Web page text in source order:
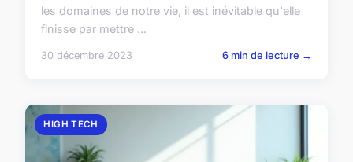
les domaines de notre vie, il est inévitable qu'elle
finisse par mettre ...
30 décembre 2023 6 min de lecture →
HIGH TECH